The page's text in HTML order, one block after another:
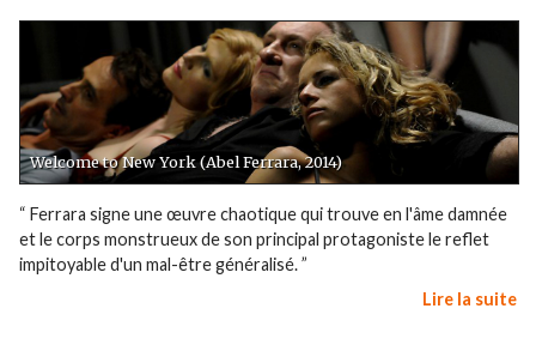
Welcome to New York (Abel Ferrara, 2014)
“ Ferrara signe une œuvre chaotique qui trouve en l'âme damnée
et le corps monstrueux de son principal protagoniste le reflet
impitoyable d'un mal-être généralisé. ”
Lire la suite